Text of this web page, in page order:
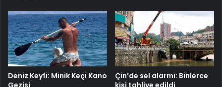
Deniz Keyfi: Minik Keçi Kano
Gezisi
Çin’de sel alarmı: Binlerce
kişi tahliye edildi